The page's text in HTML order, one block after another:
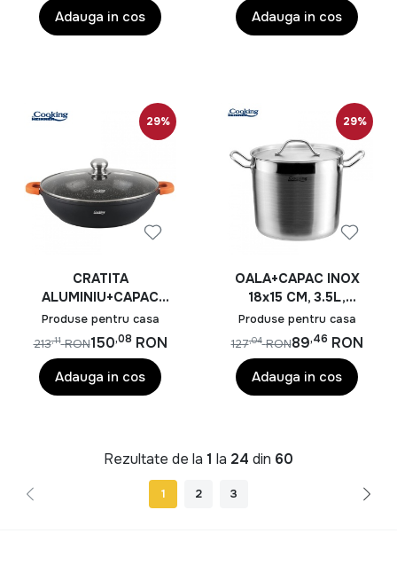
Adauga in cos Adauga in cos
29%
CRATITA
ALUMINIU+CAPAC
32X8.5CM,5.5L,DARK
LINE, COOKING BY
Produse pentru casa
150,08 RON
213,11 RON
Adauga in cos
29%
OALA+CAPAC INOX
18x15 CM, 3.5L,
MAESTRO, COOKING
BY HEINNER
Produse pentru casa
89,46 RON
127,04 RON
Adauga in cos
Rezultate de la 1 la 24 din 60
1 2 3